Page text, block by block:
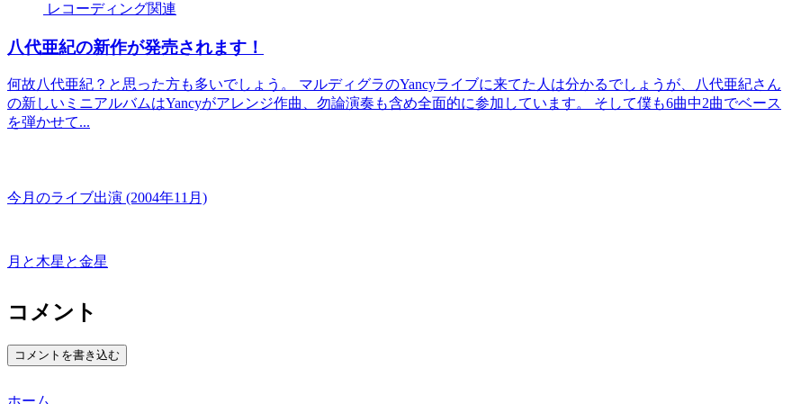
レコーディング関連
八代亜紀の新作が発売されます！
何故八代亜紀？と思った方も多いでしょう。 マルディグラのYancyライブに来てた人は分かるでしょうが、八代亜紀さん
の新しいミニアルバムはYancyがアレンジ作曲、勿論演奏も含め全面的に参加しています。 そして僕も6曲中2曲でベース
を弾かせて...
今月のライブ出演 (2004年11月)
月と木星と金星
コメント
コメントを書き込む
ホーム